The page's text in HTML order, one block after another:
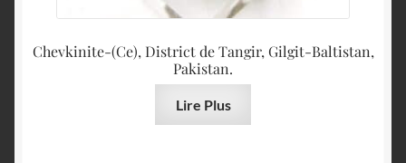
Chevkinite-(Ce), District de Tangir, Gilgit-Baltistan,
Pakistan.
Lire Plus